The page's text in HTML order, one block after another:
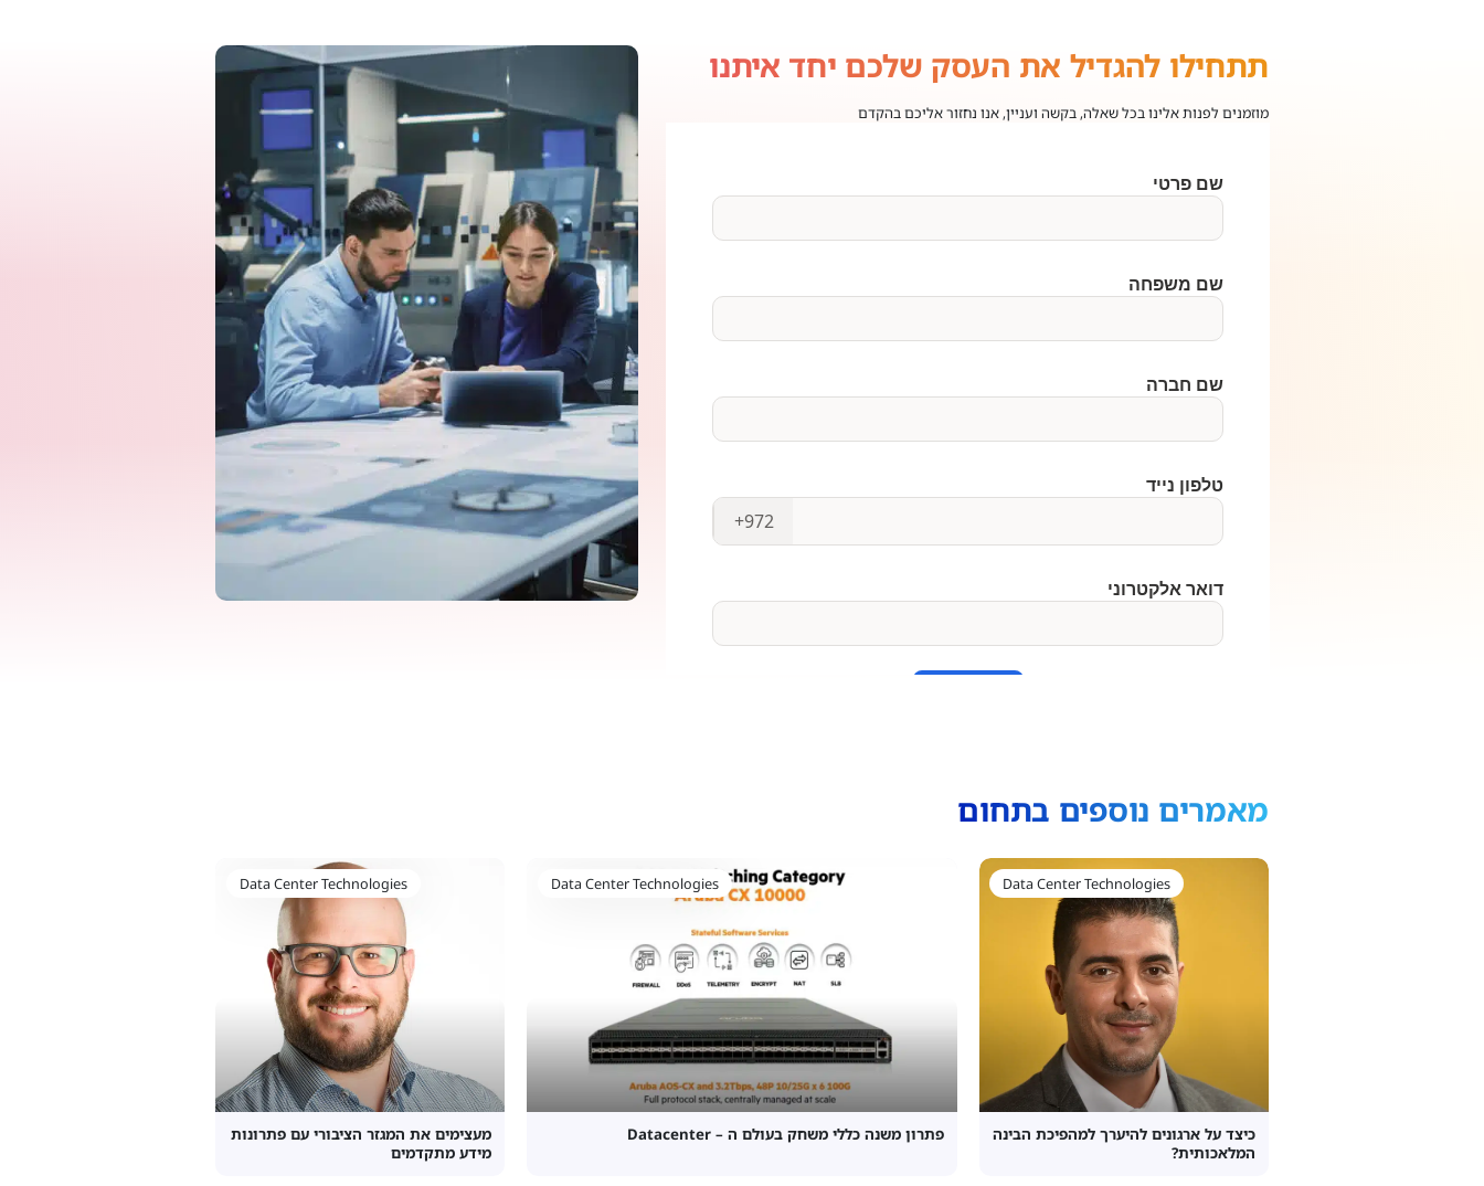
תתחילו להגדיל את העסק שלכם יחד איתנו
מוזמנים לפנות אלינו בכל שאלה, בקשה ועניין, אנו נחזור אליכם בהקדם
מאמרים נוספים בתחום
Data Center Technologies
כיצד על ארגונים להיערך למהפיכת הבינה
המלאכותית?
Data Center Technologies
פתרון משנה כללי משחק בעולם ה – Datacenter
Data Center Technologies
מעצימים את המגזר הציבורי עם פתרונות
מידע מתקדמים